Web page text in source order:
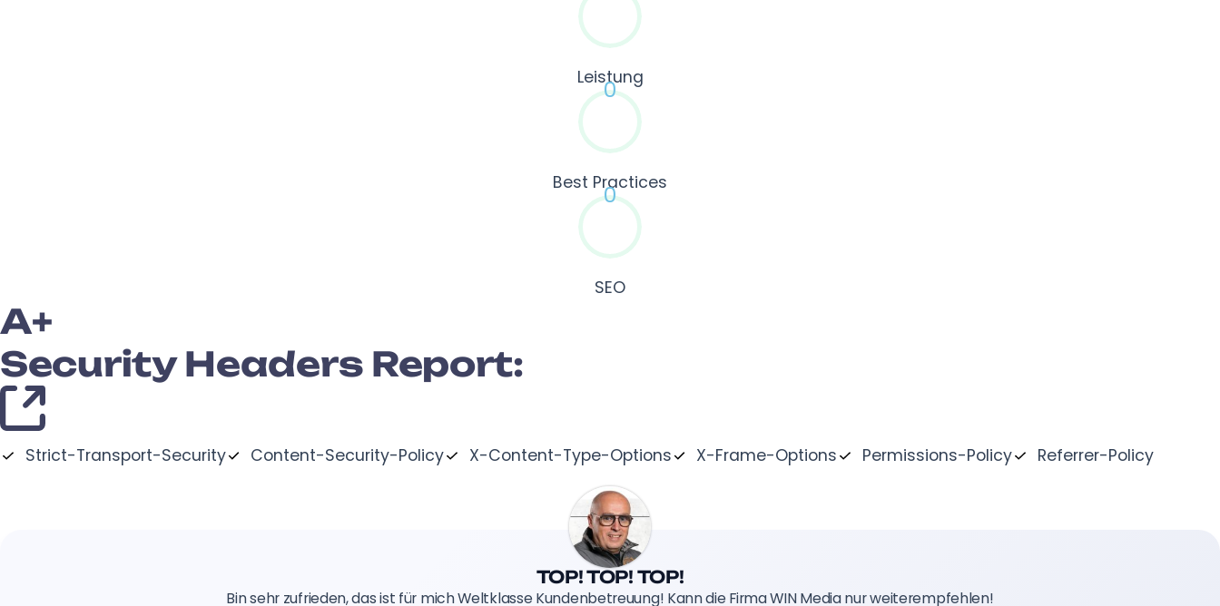
Leistung
0
Best Practices
0
SEO
A+
Security Headers Report:
Strict-Transport-Security Content-Security-Policy X-Content-Type-Options X-Frame-Options Permissions-Policy Referrer-Policy
TOP! TOP! TOP!
Bin sehr zufrieden, das ist für mich Weltklasse Kundenbetreuung! Kann die Firma WIN Media nur weiterempfehlen!